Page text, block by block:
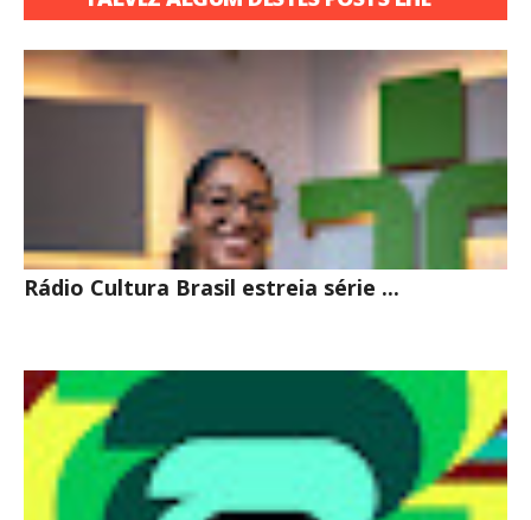
Rádio Cultura Brasil estreia série ...